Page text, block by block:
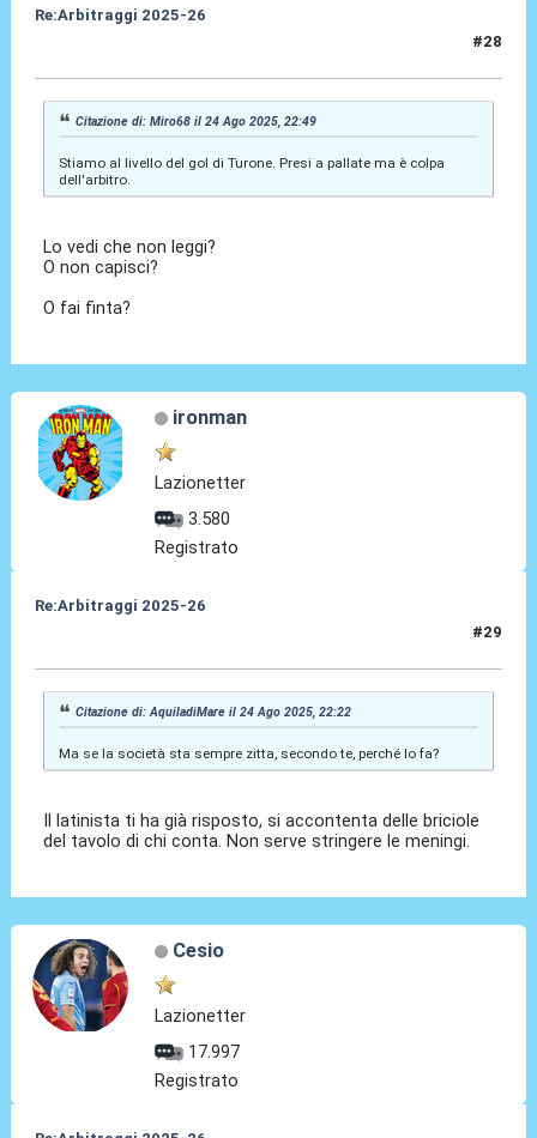
Re:Arbitraggi 2025-26
#28
Citazione di: Miro68 il 24 Ago 2025, 22:49
Stiamo al livello del gol di Turone. Presi a pallate ma è colpa
dell'arbitro.
Lo vedi che non leggi?
O non capisci?
O fai finta?
ironman
Lazionetter
3.580
Registrato
Re:Arbitraggi 2025-26
#29
Citazione di: AquiladiMare il 24 Ago 2025, 22:22
Ma se la società sta sempre zitta, secondo te, perché lo fa?
Il latinista ti ha già risposto, si accontenta delle briciole
del tavolo di chi conta. Non serve stringere le meningi.
Cesio
Lazionetter
17.997
Registrato